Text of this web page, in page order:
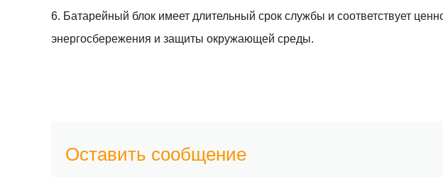
6. Батарейный блок имеет длительный срок службы и соответствует
энергосбережения и защиты окружающей среды.
Оставить сообщение